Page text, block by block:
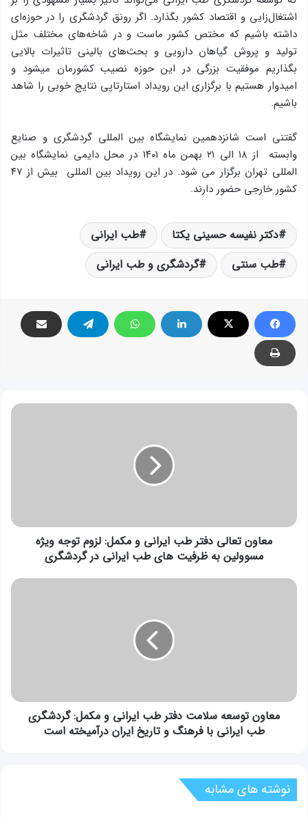
اشتغال‌زایی و اقتصاد کشور بگذارد. اگر رونق گردشگری را در حوزه‌ای
داشته باشیم که مختص کشور ماست و در شاخه‌های مختلف مثل
تولید و پروش گیاهان دارویی و بحث‌های بالینی تاثیرات بالایی
بگذاریم موفقیت بزرگی در این حوزه نصیب کشورمان میشود و
امیدوار هستیم با برگزاری این رویداد استارتاپی نتایج خوبی را شاهد
باشیم.
گفتنی است شانزدهمین نمایشگاه بین المللی گردشگری و صنایع
وابسته از ۱۸ الی ۲۱ بهمن ماه ۱۴۰۱ در محل دایمی نمایشگاه بین
المللی تهران برگزار می شود. در این رویداد بین المللی بیش از ۴۷
کشور خارجی حضور دارند.
دکتر نفیسه حسینی یکتا
طب ایرانی
طب سنتی
گردشگری و طب ایرانی
معاون
توجه
ظرفیت
معاون تعالی دفتر طب ایرانی و مکمل: لزوم توجه ویژه
مسوولین به ظرفیت های طب ایرانی در گردشگری
معاون
گردشگری
تاریخ
ایران
معاون توسعه سلامت دفتر طب ایرانی و مکمل: گردشگری
طب ایرانی با فرهنگ و تاریخ ایران درآمیخته است
نوشته های مشابه